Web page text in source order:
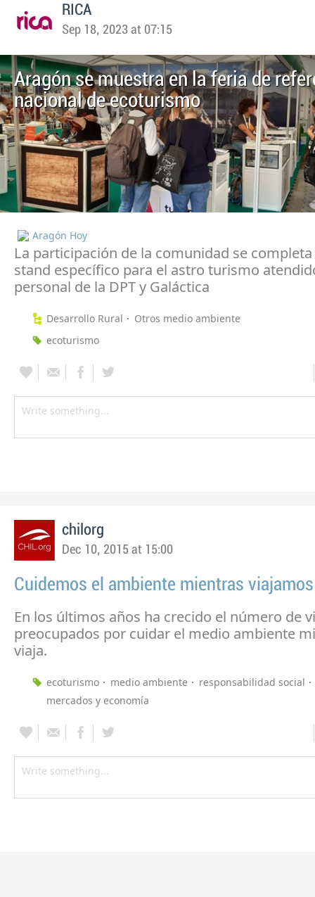
RICA
Sep 18, 2023 at 07:15
Aragón se muestra en la feria de
nacional de ecoturismo
Aragón Hoy
La participación de la comunidad se
stand específico para el astro turismo
personal de la DPT y Galáctica
Desarrollo Rural
Otros medio ambiente
ecoturismo
chilorg
Dec 10, 2015 at 15:00
Cuidemos el ambiente mientras viajamos
En los últimos años ha crecido el número de
preocupados por cuidar el medio ambiente
viaja.
ecoturismo medio ambiente
responsabilidad social
mercados y economía